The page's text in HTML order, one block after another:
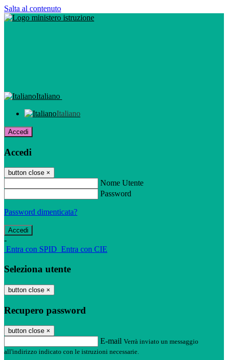
Salta al contenuto
Italiano
Italiano
Accedi
Accedi
button close ×
Nome Utente
Password
Password dimenticata?
-
Entra con SPID Entra con CIE
Seleziona utente
button close ×
Recupero password
button close ×
E-mail Verrà inviato un messaggio
all'indirizzo indicato con le istruzioni necessarie.